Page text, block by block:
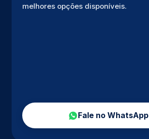
melhores opções disponíveis.
Fale no WhatsApp